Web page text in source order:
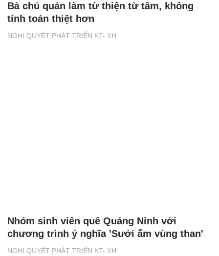
NGHỊ QUYẾT PHÁT TRIỂN KT- XH
Bà chủ quán làm từ thiện từ tâm, không
tính toán thiệt hơn
NGHỊ QUYẾT PHÁT TRIỂN KT- XH
Nhóm sinh viên quê Quảng Ninh với
chương trình ý nghĩa 'Sưởi ấm vùng than'